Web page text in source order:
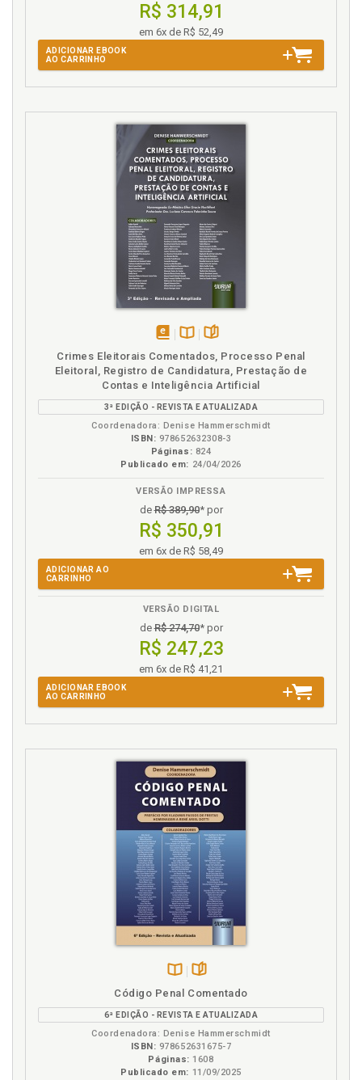
R$ 314,91
em 6x de R$ 52,49
ADICIONAR EBOOK
AO CARRINHO
em
eBook
na
B.V.
Crimes Eleitorais Comentados, Processo Penal
Eleitoral, Registro de Candidatura, Prestação de
Contas e Inteligência Artificial
3ª EDIÇÃO - REVISTA E ATUALIZADA
Coordenadora: Denise Hammerschmidt
ISBN: 978652632308-3
Páginas: 824
Publicado em: 24/04/2026
VERSÃO IMPRESSA
deR$ 389,90* por
R$ 350,91
em 6x de R$ 58,49
ADICIONAR AO
CARRINHO
VERSÃO DIGITAL
deR$ 274,70* por
R$ 247,23
em 6x de R$ 41,21
ADICIONAR EBOOK
AO CARRINHO
B.V.
Código Penal Comentado
6ª EDIÇÃO - REVISTA E ATUALIZADA
Coordenadora: Denise Hammerschmidt
ISBN: 978652631675-7
Páginas: 1608
Publicado em: 11/09/2025